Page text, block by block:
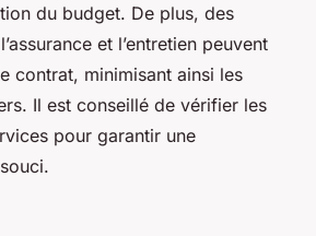
du budget. De plus, des
et l’entretien peuvent
contrat, minimisant ainsi les
Il est conseillé de vérifier les
pour garantir une